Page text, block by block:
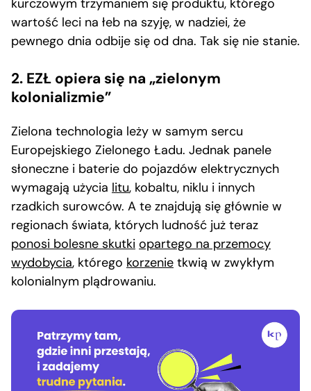
kurczowym trzymaniem się produktu, którego
wartość leci na łeb na szyję, w nadziei, że
pewnego dnia odbije się od dna. Tak się nie stanie.
2. EZŁ opiera się na „zielonym
kolonializmie”
Zielona technologia leży w samym sercu
Europejskiego Zielonego Ładu. Jednak panele
słoneczne i baterie do pojazdów elektrycznych
wymagają użycia litu, kobaltu, niklu i innych
rzadkich surowców. A te znajdują się głównie w
regionach świata, których ludność już teraz
ponosi bolesne skutki opartego na przemocy
wydobycia, którego korzenie tkwią w zwykłym
kolonialnym plądrowaniu.